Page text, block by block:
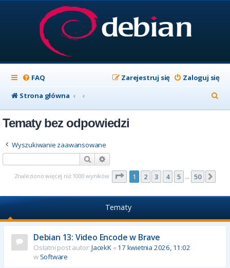
FAQ Zaloguj się
Zarejestruj się
Strona główna
z
Tematy bez odpowiedzi
Wyszukiwanie zaawansowane
Szukaj
Znaleziono więcej niż 1000 wyników Strona z50
1 2 3 4 5 … 50
Tematy
Debian 13: Video Encode w Brave
Ostatni post autor: JacekK« 17 kwietnia 2026, 11:02
w Software